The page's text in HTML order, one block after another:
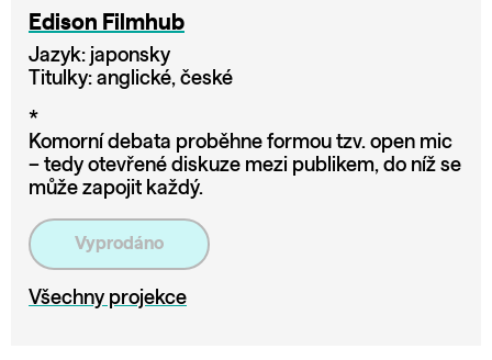
Edison Filmhub
Jazyk: japonsky
Titulky: anglické, české
*
Komorní debata proběhne formou tzv. open mic
– tedy otevřené diskuze mezi publikem, do níž se
může zapojit každý.
Vyprodáno
Všechny projekce